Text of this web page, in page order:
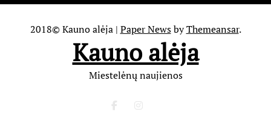
2018© Kauno alėja | Paper NewsbyThemeansar.
Kauno alėja
Miestelėnų naujienos